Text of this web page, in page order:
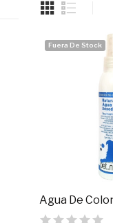
Fuera De Stock